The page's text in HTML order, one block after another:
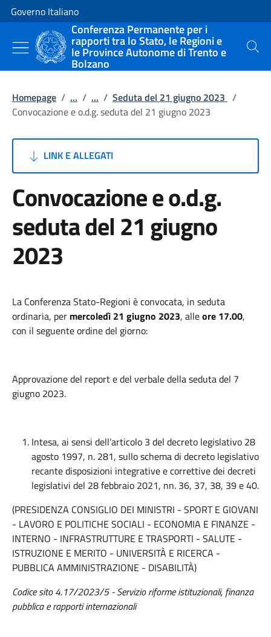
Vai al contenuto
Vai alla navigazione del sito
Governo Italiano
Conferenza Permanente per i
rapporti tra lo Stato, le Regioni e
le Province Autonome di Trento e
Bolzano
Cerca
Homepage / ... / ... / Seduta del 21 giugno 2023 /
Convocazione e o.d.g. seduta del 21 giugno 2023
LINK E ALLEGATI
Convocazione e o.d.g.
seduta del 21 giugno
2023
La Conferenza Stato-Regioni è convocata, in seduta
ordinaria, per mercoledì 21 giugno 2023, alleore 17.00,
con il seguente ordine del giorno:
Approvazione del report e del verbale della seduta del 7
giugno 2023.
Intesa, ai sensi dell’articolo 3 del decreto legislativo 28
agosto 1997, n. 281, sullo schema di decreto legislativo
recante disposizioni integrative e correttive dei decreti
legislativi del 28 febbraio 2021, nn. 36, 37, 38, 39 e 40.
(PRESIDENZA CONSIGLIO DEI MINISTRI - SPORT E GIOVANI
- LAVORO E POLITICHE SOCIALI - ECONOMIA E FINANZE -
INTERNO - INFRASTRUTTURE E TRASPORTI - SALUTE -
ISTRUZIONE E MERITO - UNIVERSITÀ E RICERCA -
PUBBLICA AMMINISTRAZIONE - DISABILITÀ)
Codice sito 4.17/2023/5 - Servizio riforme istituzionali, finanza
pubblica e rapporti internazionali